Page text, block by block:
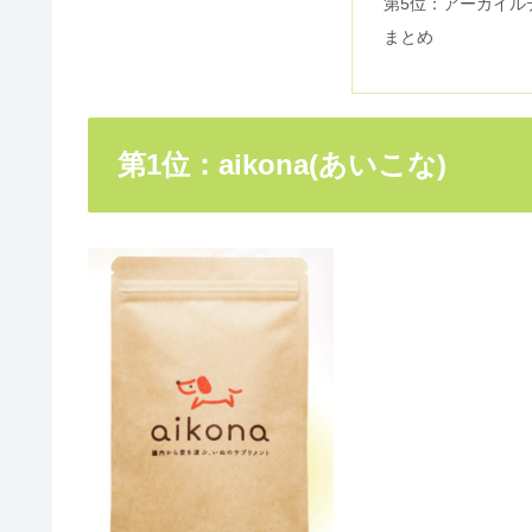
犬のブラッシング！出てくる白
犬にブロッコリースプラウトは
犬の肉球が臭い理由は？注意す
aikonaの口コミ＆評判！アマゾン
まとめ
第1位：aikona(あいこな)